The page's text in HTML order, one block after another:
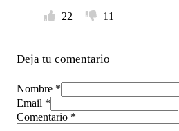
22
11
Deja tu comentario
Nombre *
Email *
Comentario *